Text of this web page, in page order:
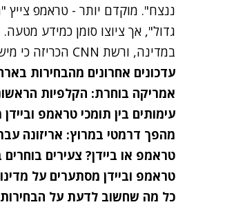
ננצח". מוקדם יותר - טראמפ צייץ
גדול", אך ציוצו סומן כמידע מטעה.
במדינה, ורשת CNN הכריזה כי מישיגן של ביידן.
עדכונים אחרונים מהבחירות
אמריקה בוחרת: הקלפיות
עימותים בין תומכי טראמפ
מהפך דרמטי במרוץ: אריזונה
טראמפ או ביידן? צעירים
טראמפ וביידן מסתערים על
כל מה שחשוב לדעת על